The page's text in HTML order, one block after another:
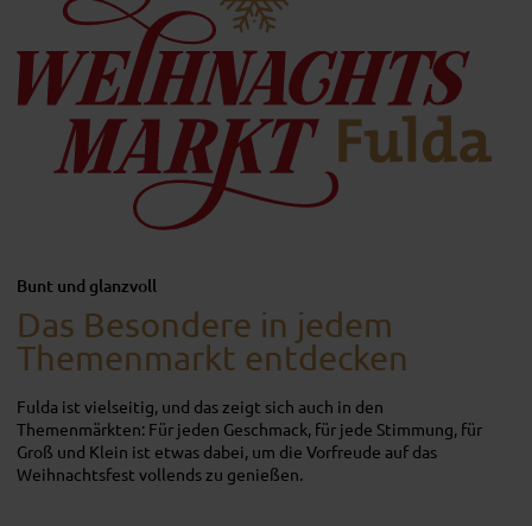
Bunt und glanzvoll
Das Besondere in jedem
Themenmarkt entdecken
Fulda ist vielseitig, und das zeigt sich auch in den
Themenmärkten: Für jeden Geschmack, für jede Stimmung, für
Groß und Klein ist etwas dabei, um die Vorfreude auf das
Weihnachtsfest vollends zu genießen.